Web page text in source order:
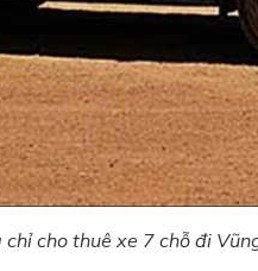
cho thuê xe 7 chỗ đi